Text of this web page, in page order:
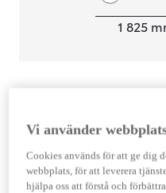
1 825
Förbrukning
Euro Class
EURO 6
Kombinerad Co2
Vi använder
Cookies används för att ge dig
webbplats, för att leverera
hjälpa oss att förstå och